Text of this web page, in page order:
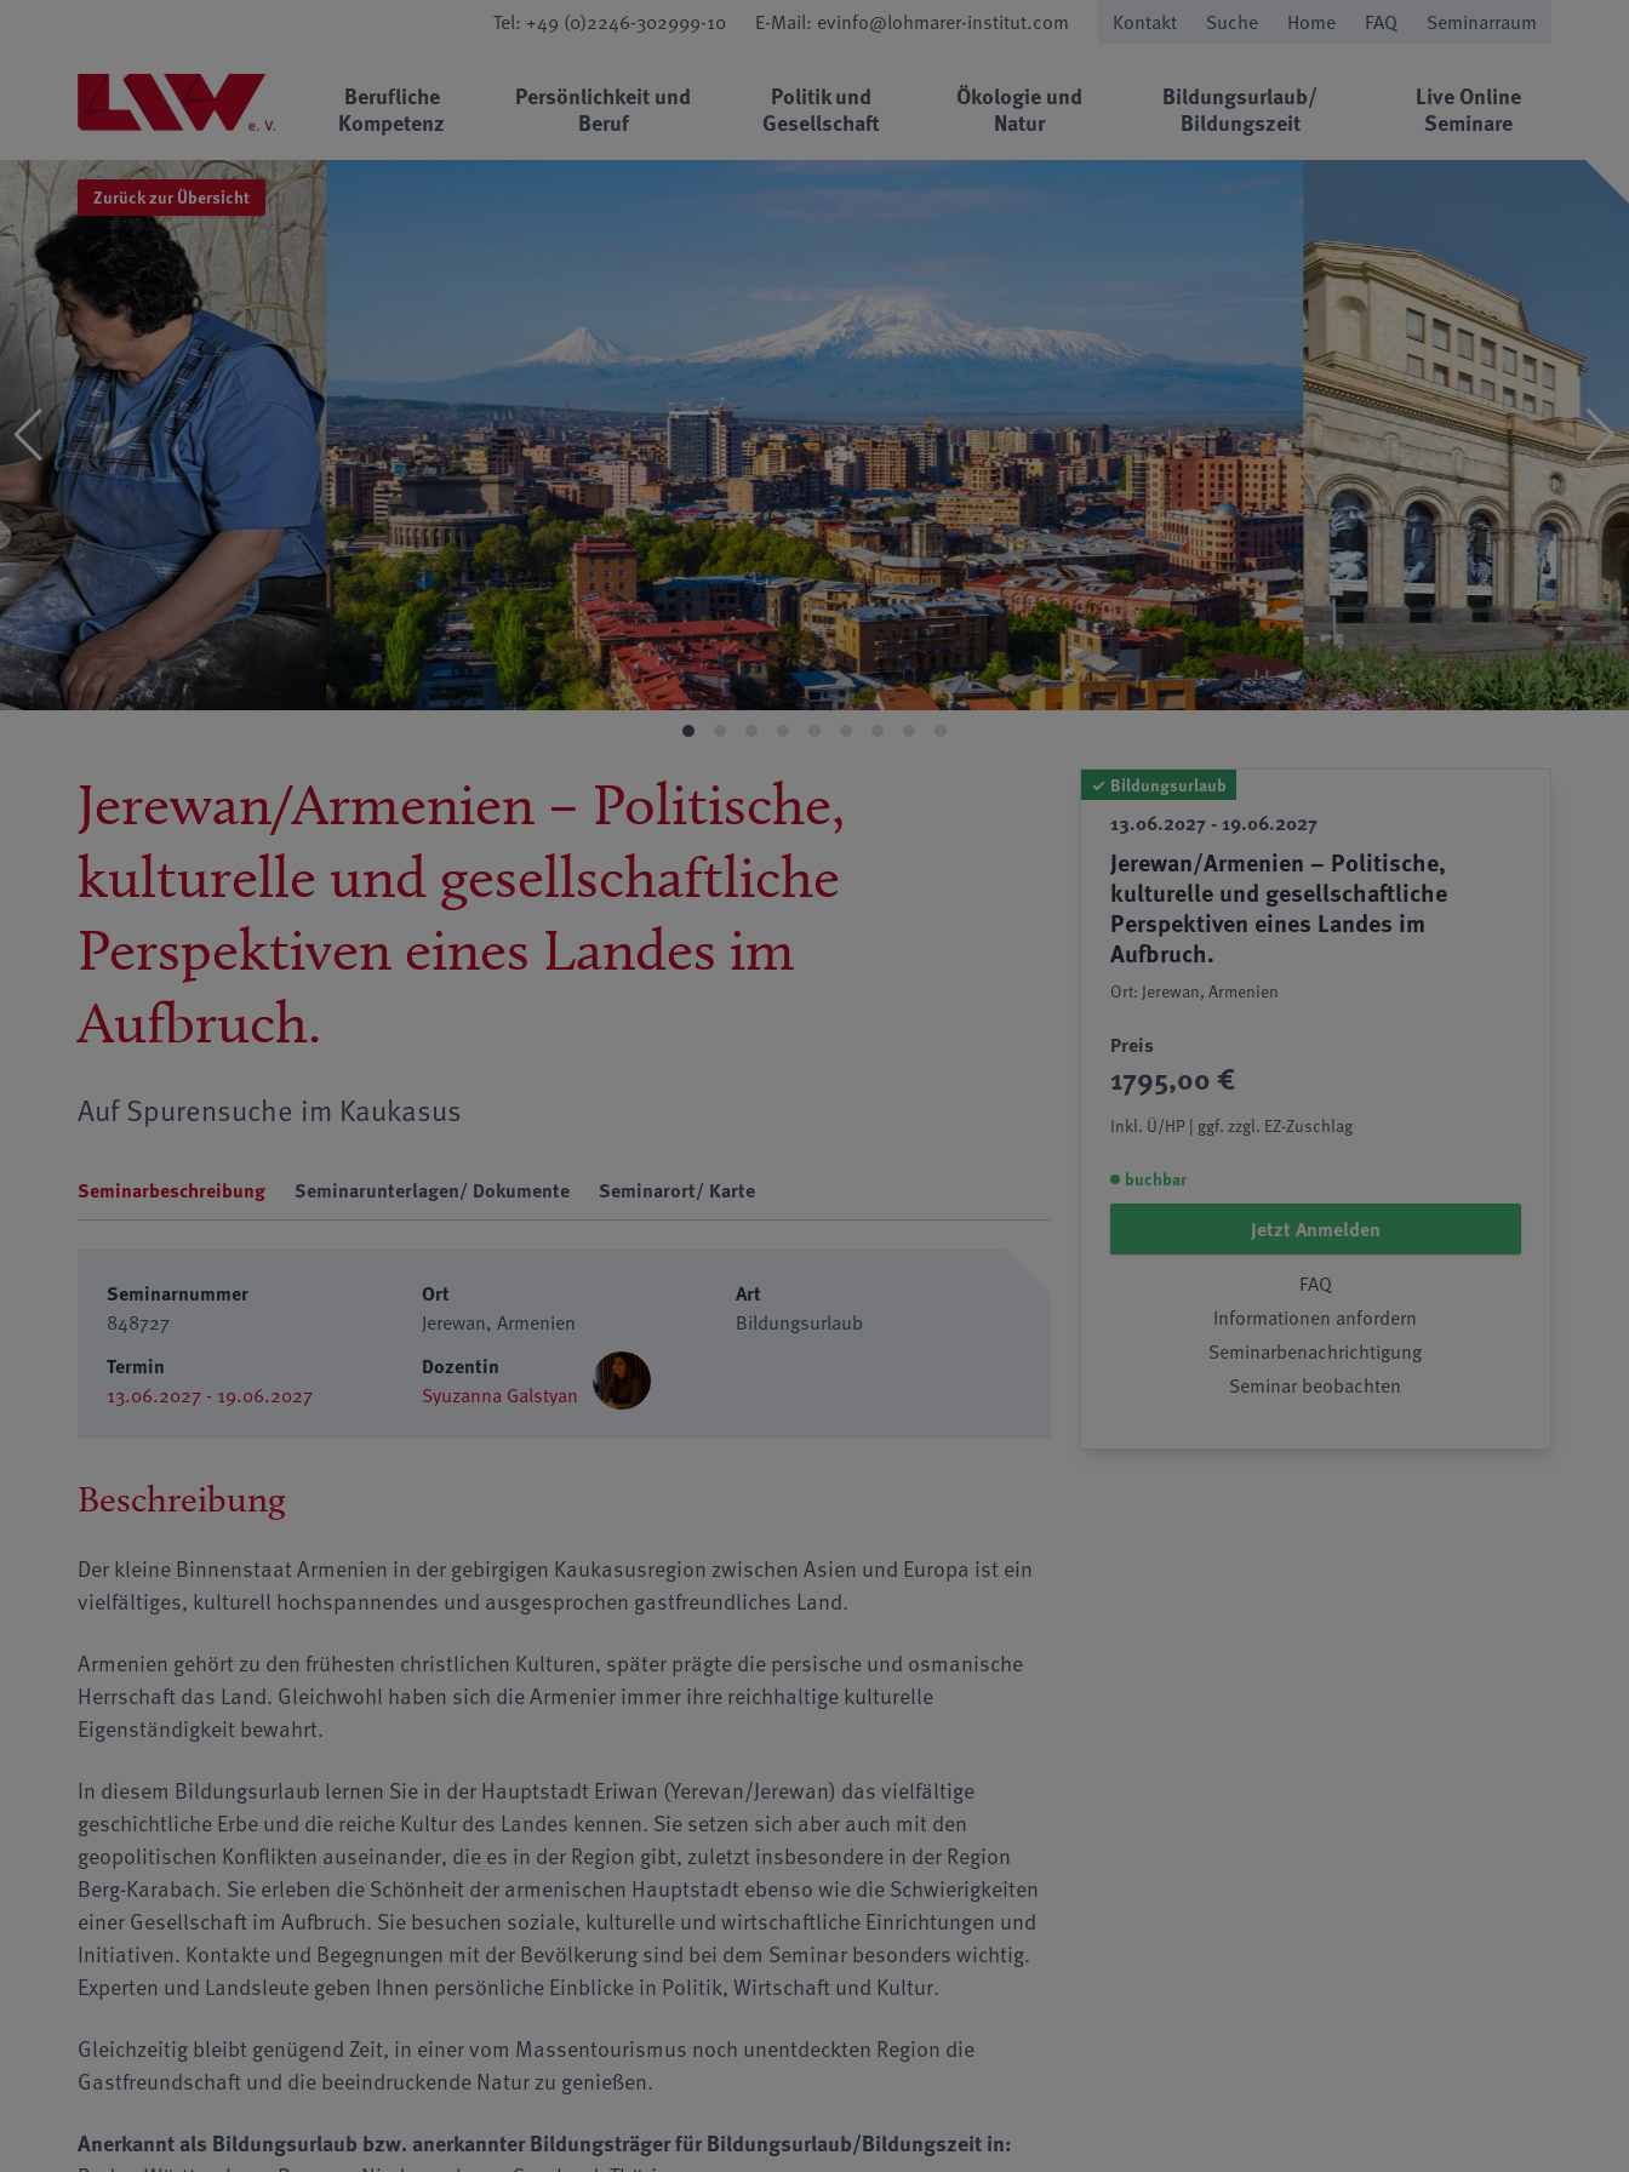
Tel: +49 (0)2246-302999-10 E-Mail: evinfo@lohmarer-institut.com Kontakt Suche Home FAQ Seminarraum
Berufliche
Kompetenz
Persönlichkeit und
Beruf
Politik und
Gesellschaft
Ökologie und
Natur
Bildungsurlaub/
Bildungszeit
Live Online
Seminare
Zurück zur Übersicht
Jerewan/Armenien – Politische,
kulturelle und gesellschaftliche
Perspektiven eines Landes im
Aufbruch.
Auf Spurensuche im Kaukasus
Seminarbeschreibung Seminarunterlagen/ Dokumente Seminarort/ Karte
Seminarnummer
848727
Termin
13.06.2027 - 19.06.2027
Ort
Jerewan, Armenien
Dozentin
Syuzanna Galstyan
Art
Bildungsurlaub
Beschreibung
Der kleine Binnenstaat Armenien in der gebirgigen Kaukasusregion zwischen Asien und Europa ist ein
vielfältiges, kulturell hochspannendes und ausgesprochen gastfreundliches Land.
Armenien gehört zu den frühesten christlichen Kulturen, später prägte die persische und osmanische
Herrschaft das Land. Gleichwohl haben sich die Armenier immer ihre reichhaltige kulturelle
Eigenständigkeit bewahrt.
In diesem Bildungsurlaub lernen Sie in der Hauptstadt Eriwan (Yerevan/Jerewan) das vielfältige
geschichtliche Erbe und die reiche Kultur des Landes kennen. Sie setzen sich aber auch mit den
geopolitischen Konflikten auseinander, die es in der Region gibt, zuletzt insbesondere in der Region
Berg-Karabach. Sie erleben die Schönheit der armenischen Hauptstadt ebenso wie die Schwierigkeiten
einer Gesellschaft im Aufbruch. Sie besuchen soziale, kulturelle und wirtschaftliche Einrichtungen und
Initiativen. Kontakte und Begegnungen mit der Bevölkerung sind bei dem Seminar besonders wichtig.
Experten und Landsleute geben Ihnen persönliche Einblicke in Politik, Wirtschaft und Kultur.
Gleichzeitig bleibt genügend Zeit, in einer vom Massentourismus noch unentdeckten Region die
Gastfreundschaft und die beeindruckende Natur zu genießen.
Anerkannt als Bildungsurlaub bzw. anerkannter Bildungsträger für Bildungsurlaub/Bildungszeit in:
✓ Bildungsurlaub
13.06.2027 - 19.06.2027
Jerewan/Armenien – Politische,
kulturelle und gesellschaftliche
Perspektiven eines Landes im
Aufbruch.
Ort: Jerewan, Armenien
Preis
1795,00 €
Inkl. Ü/HP | ggf. zzgl. EZ-Zuschlag
buchbar
Jetzt Anmelden
FAQ
Informationen anfordern
Seminarbenachrichtigung
Seminar beobachten